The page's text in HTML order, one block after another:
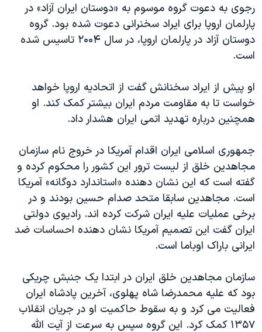
سفر پرزیدنت ترامپ به چین
رجوی به دعوت گروه موسوم به «دوستان ایران آزاد» در
پارلمان اروپا برای ایراد سخنرانی دعوت شده بود‫.‬ گروه
دوستان آزاد در پارلمان اروپا، در سال ۲۰۰۴ تاسیس شده
است‫.‬
او پیش از ایراد سخنانش گفت از اتحادیه اروپا خواهد
خواست تا به مقاومت مردم ایران بیشتر کمک کند‫.‬ او
همچنین درباره تهدید اتمی ایران هشدار داد‫.‬
جمهوری اسلامی ایران اقدام آمریکا در خروج نام سازمان
مجاهدین خلق از لیست ترور این کشور را محکوم کرده و
گفته است که این نشان دهنده «استاندارد دوگانه» آمریکا
است‫.‬ مجاهدین سابقا متحد صدام حسین بودند و در
برخی عملیات علیه ایران شرکت کرده اند‫. رادیوی دولتی
ایران گفت این تصمیم آمریکا نشان دهنده احساسات ضد
ایرانی باراک اوباما است. ‬
سازمان مجاهدین خلق ایران در ابتدا یک جنبش چریکی
بود که علیه محمدرضا شاه پهلوی، آخرین پادشاه ایران
فعالیت می کرد و به سقوط حاکمیت او در جریان انقلاب
۱۳۵۷ کمک کرد. این گروه سپس به سرعت از آیت الله